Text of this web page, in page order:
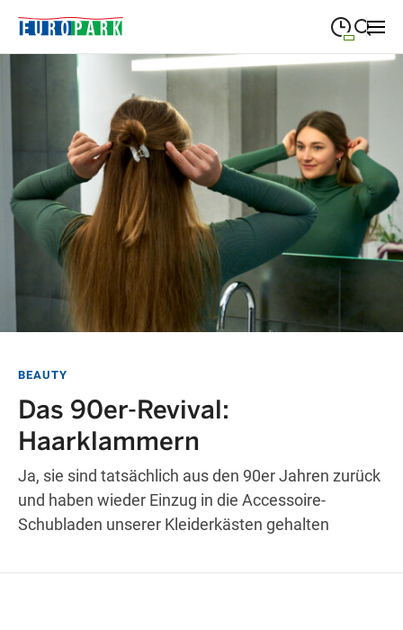
Montag
MONTAG
Dienstag
09:00 —19:30
Mittwoch
MITTWOCH 09:00—19:30
Donnerstag
DONNERSTAG 09:00 19:30
Freitag
FREITAG 09:00—21:00
Samstag
Wegbeschreibung erhalten
BEAUTY
Das 90er-Revival:
Haarklammern
Ja, sie sind tatsächlich aus den 90er Jahren zurück
und haben wieder Einzug in die Accessoire-
Schubladen unserer Kleiderkästen gehalten